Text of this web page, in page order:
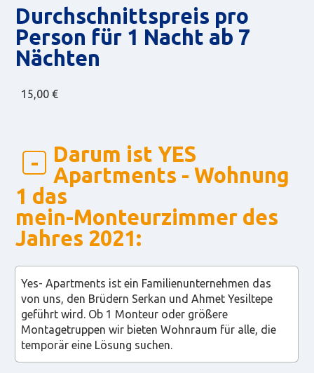
Durch­schnitts­preis pro
Person für 1 Nacht ab 7
Nächten
15,00 €
Darum ist YES
Apartments - Wohnung
1 das
mein-Monteurzimmer des
Jahres 2021:
Yes- Apartments ist ein Familienunternehmen das
von uns, den Brüdern Serkan und Ahmet Yesiltepe
geführt wird. Ob 1 Monteur oder größere
Montagetruppen wir bieten Wohnraum für alle, die
temporär eine Lösung suchen.